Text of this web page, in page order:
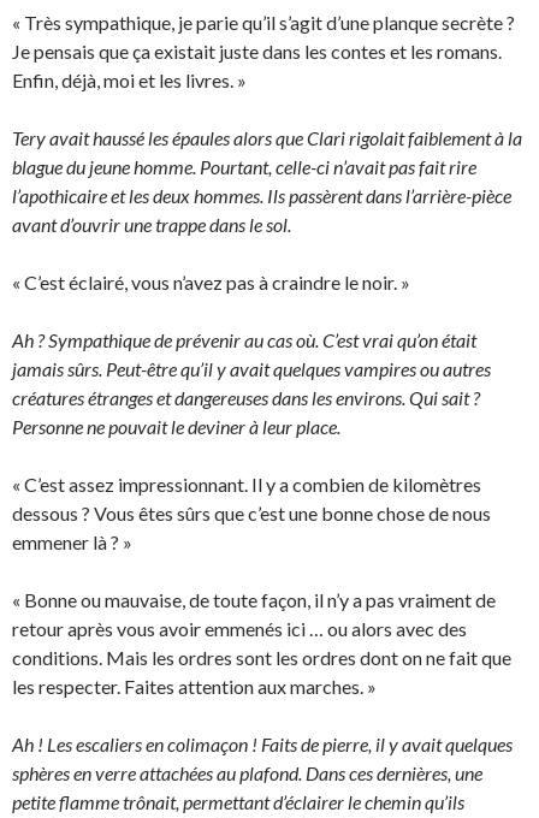
« Très sympathique, je parie qu’il s’agit d’une planque secrète ?
Je pensais que ça existait juste dans les contes et les romans.
Enfin, déjà, moi et les livres. »
Tery avait haussé les épaules alors que Clari rigolait faiblement à la
blague du jeune homme. Pourtant, celle-ci n’avait pas fait rire
l’apothicaire et les deux hommes. Ils passèrent dans l’arrière-pièce
avant d’ouvrir une trappe dans le sol.
« C’est éclairé, vous n’avez pas à craindre le noir. »
Ah ? Sympathique de prévenir au cas où. C’est vrai qu’on était
jamais sûrs. Peut-être qu’il y avait quelques vampires ou autres
créatures étranges et dangereuses dans les environs. Qui sait ?
Personne ne pouvait le deviner à leur place.
« C’est assez impressionnant. Il y a combien de kilomètres
dessous ? Vous êtes sûrs que c’est une bonne chose de nous
emmener là ? »
« Bonne ou mauvaise, de toute façon, il n’y a pas vraiment de
retour après vous avoir emmenés ici … ou alors avec des
conditions. Mais les ordres sont les ordres dont on ne fait que
les respecter. Faites attention aux marches. »
Ah ! Les escaliers en colimaçon ! Faits de pierre, il y avait quelques
sphères en verre attachées au plafond. Dans ces dernières, une
petite flamme trônait, permettant d’éclairer le chemin qu’ils